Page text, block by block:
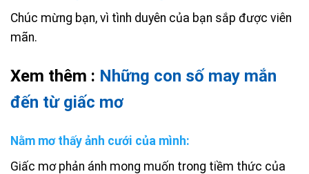
Chúc mừng bạn, vì tình duyên của bạn sắp được viên
mãn.
Xem thêm : Những con số may mắn
đến từ giấc mơ
Nằm mơ thấy ảnh cưới của mình:
Giấc mơ phản ánh mong muốn trong tiềm thức của